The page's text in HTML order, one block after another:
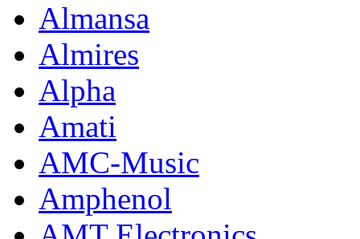
Almansa
Almires
Alpha
Amati
AMC-Music
Amphenol